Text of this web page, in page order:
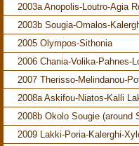
2003a Anopolis-Loutro-Agia
2003b Sougia-Omalos-
2005 Olympos-Sithonia
2006 Chania-Volika-Pahnes-
2007 Therisso-Melindanou-
2008a Askifou-Niatos-Kalli
2008b Okolo Sougie (around
2009 Lakki-Poria-Kalerghi-